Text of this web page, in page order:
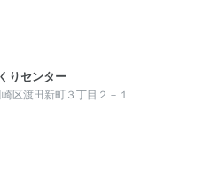
りセンター
区渡田新町３丁目２－１